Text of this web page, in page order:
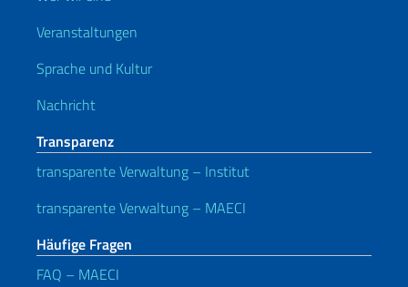
Veranstaltungen
Sprache und Kultur
Nachricht
Transparenz
transparente Verwaltung – Institut
transparente Verwaltung – MAECI
Häufige Fragen
FAQ – MAECI